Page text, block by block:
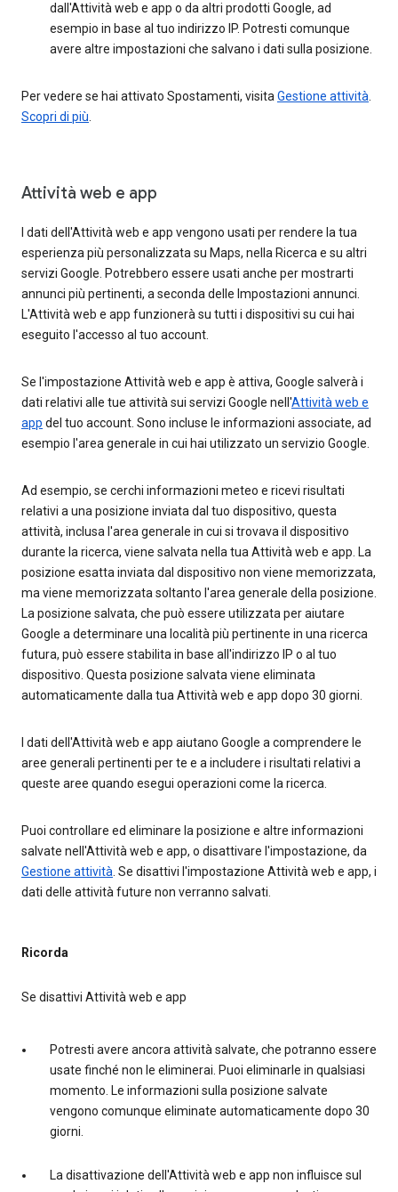
dall'Attività web e app o da altri prodotti Google, ad
esempio in base al tuo indirizzo IP. Potresti comunque
avere altre impostazioni che salvano i dati sulla posizione.
Per vedere se hai attivato Spostamenti, visitaGestione attività.
Scopri di più.
Attività web e app
I dati dell'Attività web e app vengono usati per rendere la tua
esperienza più personalizzata su Maps, nella Ricerca e su altri
servizi Google. Potrebbero essere usati anche per mostrarti
annunci più pertinenti, a seconda delle Impostazioni annunci.
L'Attività web e app funzionerà su tutti i dispositivi su cui hai
eseguito l'accesso al tuo account.
Se l'impostazione Attività web e app è attiva, Google salverà i
dati relativi alle tue attività sui servizi Google nell'Attività web e
app del tuo account. Sono incluse le informazioni associate, ad
esempio l'area generale in cui hai utilizzato un servizio Google.
Ad esempio, se cerchi informazioni meteo e ricevi risultati
relativi a una posizione inviata dal tuo dispositivo, questa
attività, inclusa l'area generale in cui si trovava il dispositivo
durante la ricerca, viene salvata nella tua Attività web e app. La
posizione esatta inviata dal dispositivo non viene memorizzata,
ma viene memorizzata soltanto l'area generale della posizione.
La posizione salvata, che può essere utilizzata per aiutare
Google a determinare una località più pertinente in una ricerca
futura, può essere stabilita in base all'indirizzo IP o al tuo
dispositivo. Questa posizione salvata viene eliminata
automaticamente dalla tua Attività web e app dopo 30 giorni.
I dati dell'Attività web e app aiutano Google a comprendere le
aree generali pertinenti per te e a includere i risultati relativi a
queste aree quando esegui operazioni come la ricerca.
Puoi controllare ed eliminare la posizione e altre informazioni
salvate nell'Attività web e app, o disattivare l'impostazione, da
Gestione attività. Se disattivi l'impostazione Attività web e app, i
dati delle attività future non verranno salvati.
Ricorda
Se disattivi Attività web e app
Potresti avere ancora attività salvate, che potranno essere
usate finché non le eliminerai. Puoi eliminarle in qualsiasi
momento. Le informazioni sulla posizione salvate
vengono comunque eliminate automaticamente dopo 30
giorni.
La disattivazione dell'Attività web e app non influisce sul